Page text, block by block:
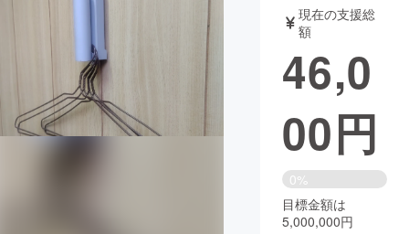
アート・写真 音楽
テクノロジー・ガジェット ゲーム・
映像・映画 書籍・雑誌
チャレンジ
現在の支援総
額
46,0
00円
0%
目標金額は
5,000,000円